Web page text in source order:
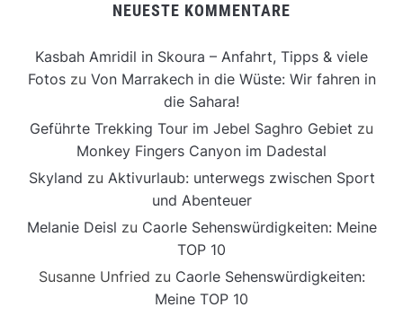
NEUESTE KOMMENTARE
Kasbah Amridil in Skoura – Anfahrt, Tipps & viele
Fotoszu Von Marrakech in die Wüste: Wir fahren in
die Sahara!
Geführte Trekking Tour im Jebel Saghro Gebiet zu
Monkey Fingers Canyon im Dadestal
Skyland zu Aktivurlaub: unterwegs zwischen Sport
und Abenteuer
Melanie Deisl zu Caorle Sehenswürdigkeiten: Meine
TOP 10
Susanne Unfried zu Caorle Sehenswürdigkeiten:
Meine TOP 10